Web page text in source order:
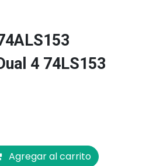
4 74LS153
Agregar al carrito